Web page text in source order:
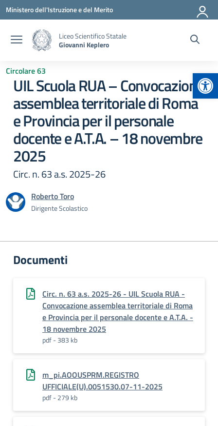
Vai ai contenuti
Vai al menu di navigazione
Vai al footer
Ministero dell'Istruzione e del Merito
Liceo Scientifico Statale
Giovanni Keplero
Circolare 63
UIL Scuola RUA – Convocazione
assemblea territoriale di Roma
e Provincia per il personale
docente e A.T.A. – 18 novembre
2025
Circ. n. 63 a.s. 2025-26
Roberto Toro
Dirigente Scolastico
Documenti
Circ. n. 63 a.s. 2025-26 - UIL Scuola RUA -
Convocazione assemblea territoriale di Roma
e Provincia per il personale docente e A.T.A. -
18 novembre 2025
pdf - 383 kb
m_pi.AOOUSPRM.REGISTRO
UFFICIALE(U).0051530.07-11-2025
pdf - 279 kb